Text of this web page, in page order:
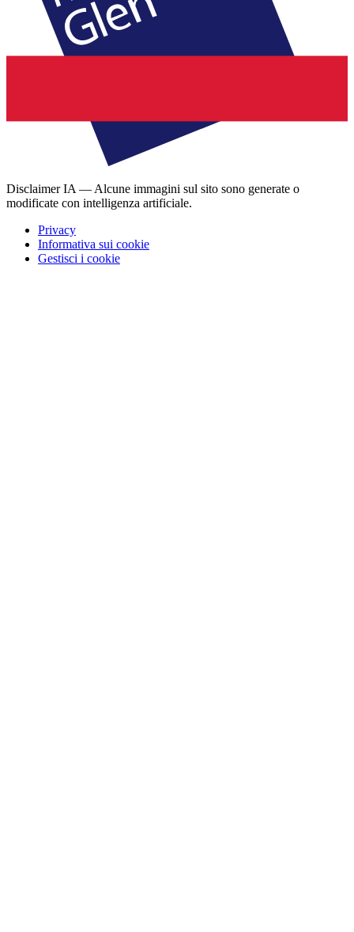
Disclaimer IA — Alcune immagini sul sito sono generate o
modificate con intelligenza artificiale.
Privacy
Informativa sui cookie
Gestisci i cookie